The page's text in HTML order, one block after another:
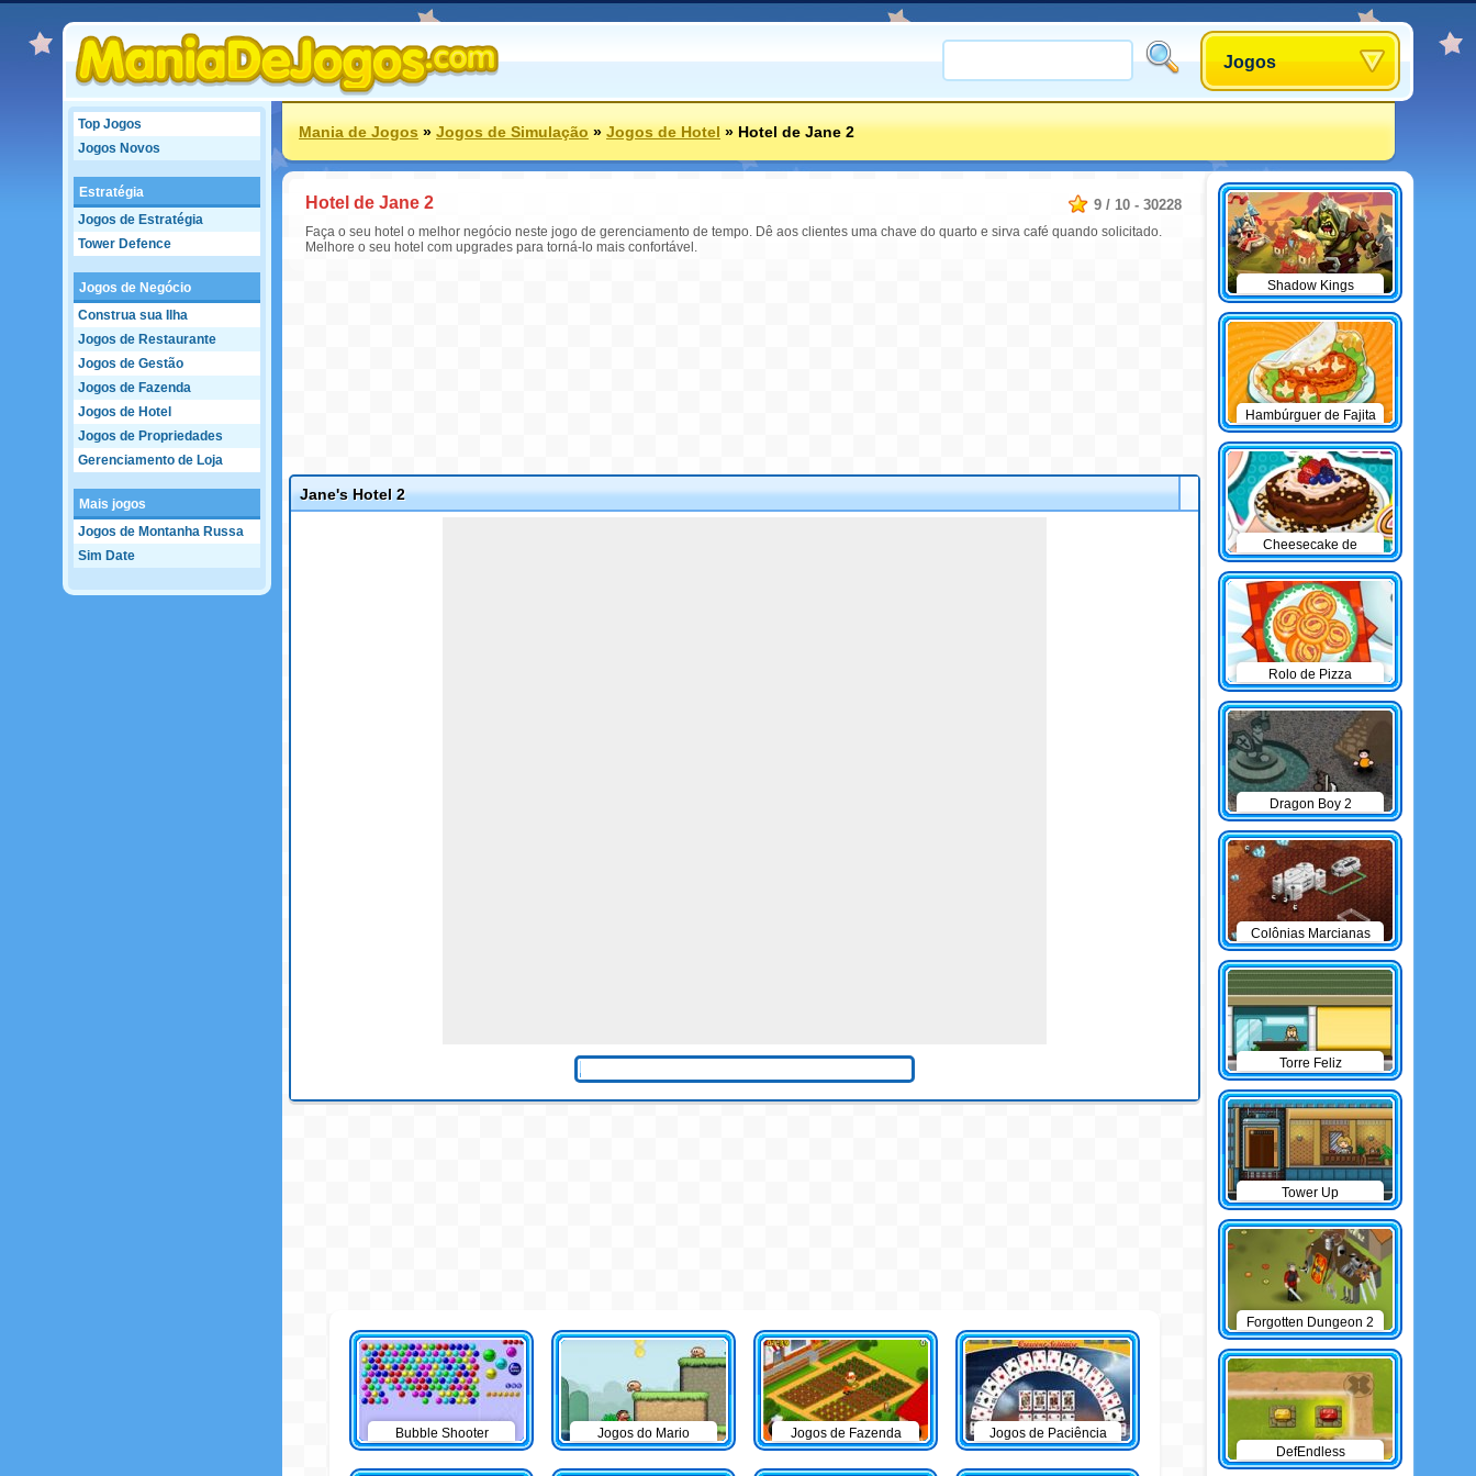
Jogos
Top Jogos
Jogos Novos
Estratégia
Jogos de Estratégia
Tower Defence
Jogos de Negócio
Construa sua Ilha
Jogos de Restaurante
Jogos de Gestão
Jogos de Fazenda
Jogos de Hotel
Jogos de Propriedades
Gerenciamento de Loja
Mais jogos
Jogos de Montanha Russa
Sim Date
Mania de Jogos»Jogos de Simulação»Jogos de Hotel»Hotel de Jane 2
9 / 10 - 30228
Hotel de Jane 2
Faça o seu hotel o melhor negócio neste jogo de gerenciamento de tempo. Dê aos clientes uma chave do quarto e sirva café quando solicitado.
Melhore o seu hotel com upgrades para torná-lo mais confortável.
Jane's Hotel 2
Bubble Shooter Jogos do Mario Jogos de Fazenda Jogos de Paciência
Shadow Kings
Hambúrguer de Fajita
Cheesecake de
Chocolate
Rolo de Pizza
Dragon Boy 2
Colônias Marcianas
Torre Feliz
Tower Up
Forgotten Dungeon 2
DefEndless